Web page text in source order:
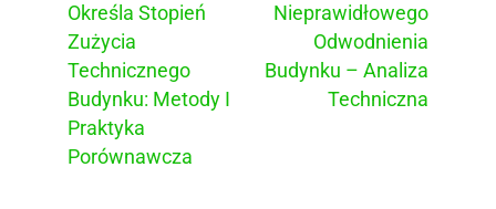
Określa Stopień
Zużycia
Technicznego
Budynku: Metody I
Praktyka
Porównawcza
Nieprawidłowego
Odwodnienia
Budynku – Analiza
Techniczna